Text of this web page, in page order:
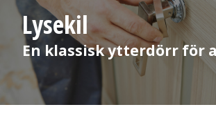
Lysekil
En klassisk ytterdörr för